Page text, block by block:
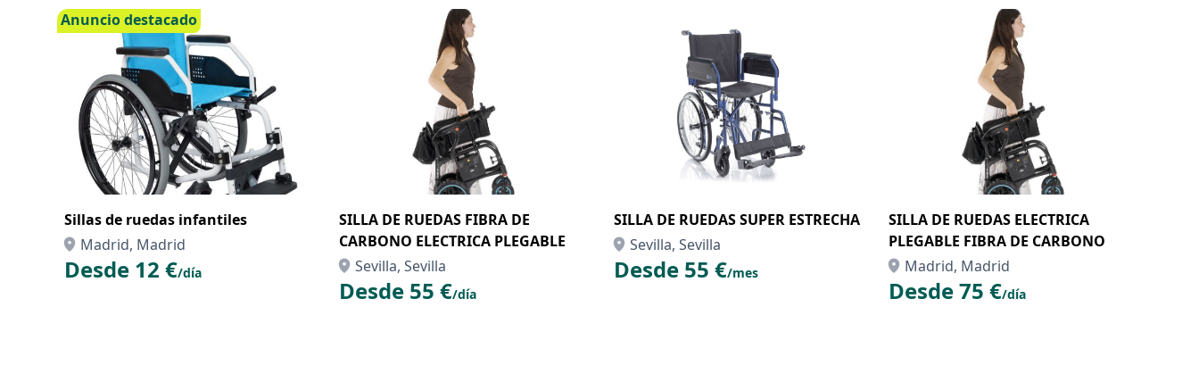
Anuncio destacado
Sillas de ruedas infantiles
Madrid, Madrid
Desde 12 €/día
SILLA DE RUEDAS FIBRA DE
CARBONO ELECTRICA PLEGABLE
Sevilla, Sevilla
Desde 55 €/día
SILLA DE RUEDAS SUPER ESTRECHA
Sevilla, Sevilla
Desde 55 €/mes
SILLA DE RUEDAS ELECTRICA
PLEGABLE FIBRA DE CARBONO
Madrid, Madrid
Desde 75 €/día